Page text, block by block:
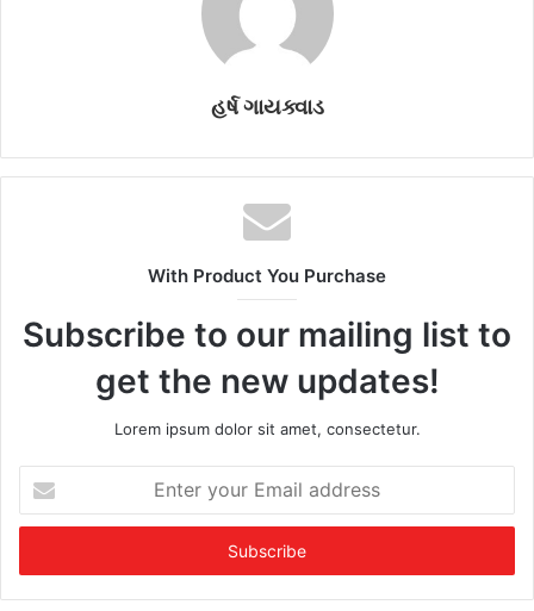
હર્ષ ગાયક્વાડ
With Product You Purchase
Subscribe to our mailing list to
get the new updates!
Lorem ipsum dolor sit amet, consectetur.
t
r
y